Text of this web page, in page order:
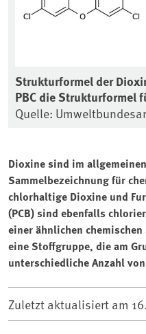
Strukturformel der
PBC die Strukturformel
Quelle:
Dioxine sind im
Sammelbezeichnung für
chlorhaltige Dioxine und
(PCB) sind ebenfalls
einer ähnlichen
eine Stoffgruppe, die am
unterschiedliche Anzahl
Zuletzt aktualisiert am